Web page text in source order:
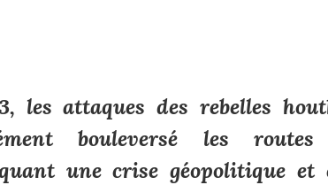
les attaques des rebelles
bouleversé les routes
une crise géopolitique et